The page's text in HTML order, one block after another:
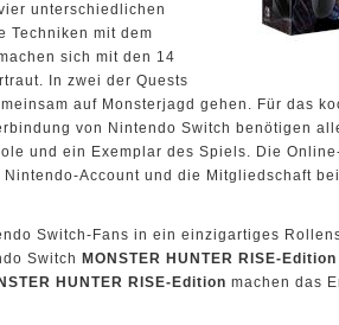
unterschiedlichen
Techniken mit dem
sich mit den 14
In zwei der Quests
auf Monsterjagd gehen. Für das
von Nintendo Switch benötigen
und ein Exemplar des Spiels. Die
Account und die Mitgliedschaft bei
Switch-Fans in ein einzigartiges
Switch MONSTER HUNTER RISE-Edition
HUNTER RISE-Edition machen das